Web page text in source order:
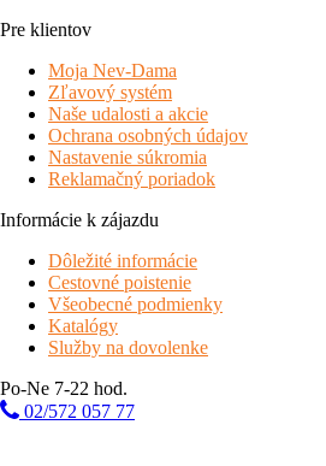
Pre klientov
Moja Nev-Dama
Zľavový systém
Naše udalosti a akcie
Ochrana osobných údajov
Nastavenie súkromia
Reklamačný poriadok
Informácie k zájazdu
Dôležité informácie
Cestovné poistenie
Všeobecné podmienky
Katalógy
Služby na dovolenke
Po-Ne 7-22 hod.
02/572 057 77